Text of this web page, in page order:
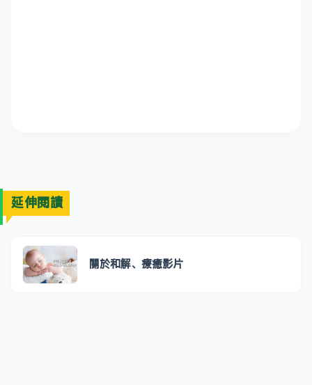
延伸閱讀
關於和解、療癒影片